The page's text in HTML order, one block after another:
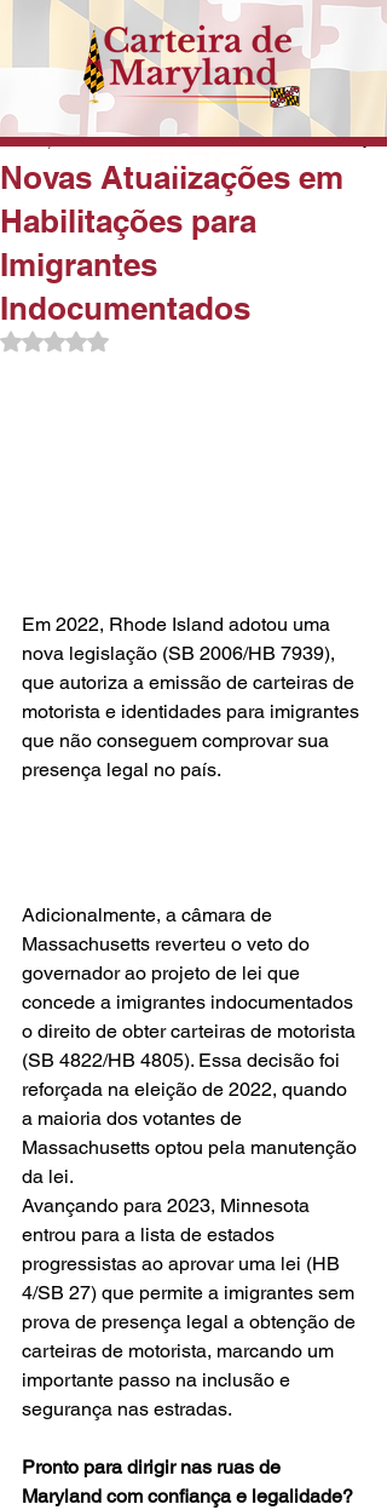
Novas Atualizações em
Habilitações para
Imigrantes
Indocumentados
Dec 15, 2023 1 min read
Rated NaN out of 5 stars.
Em 2022, Rhode Island adotou uma
nova legislação (SB 2006/HB 7939),
que autoriza a emissão de carteiras de
motorista e identidades para imigrantes
que não conseguem comprovar sua
presença legal no país.
Adicionalmente, a câmara de
Massachusetts reverteu o veto do
governador ao projeto de lei que
concede a imigrantes indocumentados
o direito de obter carteiras de motorista
(SB 4822/HB 4805). Essa decisão foi
reforçada na eleição de 2022, quando
a maioria dos votantes de
Massachusetts optou pela manutenção
da lei.
Avançando para 2023, Minnesota
entrou para a lista de estados
progressistas ao aprovar uma lei (HB
4/SB 27) que permite a imigrantes sem
prova de presença legal a obtenção de
carteiras de motorista, marcando um
importante passo na inclusão e
segurança nas estradas.
Pronto para dirigir nas ruas de
Maryland com confiança e legalidade?
BLOG